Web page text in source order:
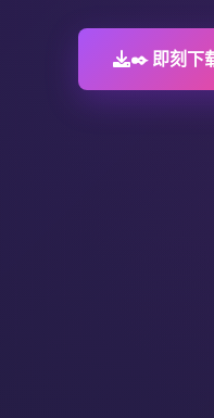
✒️ 即刻下